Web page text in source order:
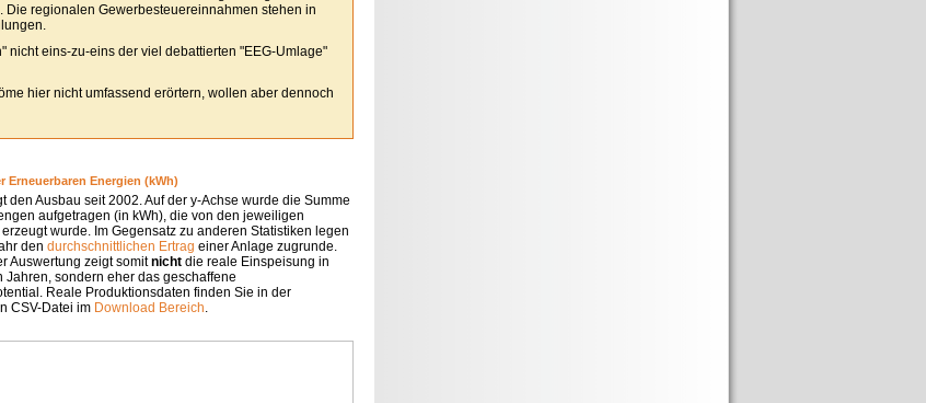
regionalen Gewerbesteuereinnahmen stehen in
nicht eins-zu-eins der viel debattierten "EEG-Umlage"
hier nicht umfassend erörtern, wollen aber dennoch
Erneuerbaren Energien (kWh)
den Ausbau seit 2002. Auf der y-Achse wurde die Summe
aufgetragen (in kWh), die von den jeweiligen
wurde. Im Gegensatz zu anderen Statistiken legen
den durchschnittlichen Ertrag einer Anlage zugrunde.
Auswertung zeigt somitnicht die reale Einspeisung in
Jahren, sondern eher das geschaffene
Reale Produktionsdaten finden Sie in der
CSV-Datei im Download Bereich.